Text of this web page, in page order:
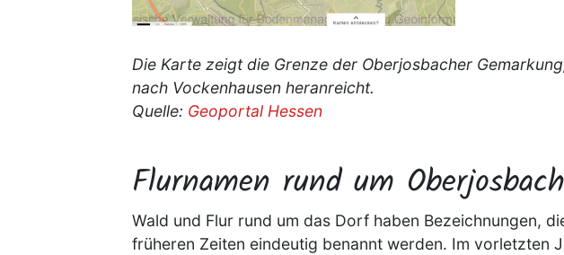
Die Karte zeigt die Grenze der Oberjosbacher
nach Vockenhausen heranreicht.
Quelle: Geoportal Hessen
Flurnamen rund um Oberjosbach
Wald und Flur rund um das Dorf haben Bezeichnungen,
früheren Zeiten eindeutig benannt werden. Im vorletzten